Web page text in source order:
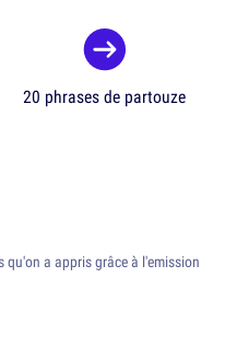
20 phrases de partouze
qu'on a appris grâce à l'emission